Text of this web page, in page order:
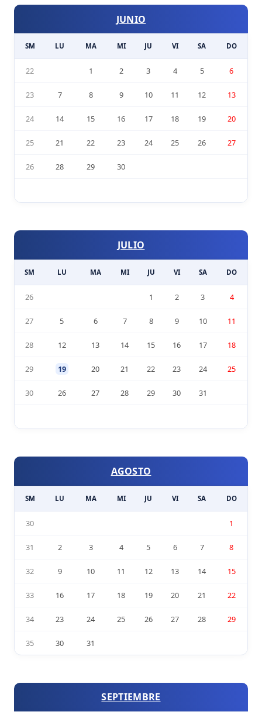
JUNIO
SM LU MA MI JU VI SA DO
22 1 2 3 4 5 6
23 7 8 9 10 11 12 13
24 14 15 16 17 18 19 20
25 21 22 23 24 25 26 27
26 28 29 30
JULIO
SM LU MA MI JU VI SA DO
26 1 2 3 4
27 5 6 7 8 9 10 11
28 12 13 14 15 16 17 18
29 19 20 21 22 23 24 25
30 26 27 28 29 30 31
AGOSTO
SM LU MA MI JU VI SA DO
30 1
31 2 3 4 5 6 7 8
32 9 10 11 12 13 14 15
33 16 17 18 19 20 21 22
34 23 24 25 26 27 28 29
35 30 31
SEPTIEMBRE